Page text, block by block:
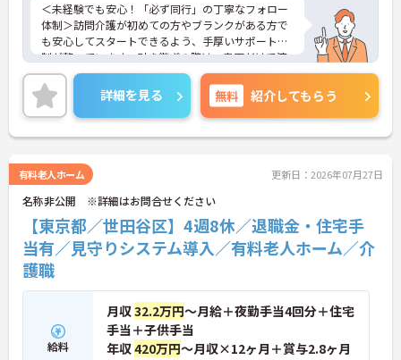
＜未経験でも安心！「必ず同行」の丁寧なフォロー
体制＞訪問介護が初めての方やブランクがある方で
も安心してスタートできるよう、手厚いサポート体
制が整っています。引き継ぎの際は、書面だけで済
ませることはなく、必ず先輩スタッフが同行して丁
寧に指導を行います。 ご利用者様の住み慣れたご自
宅で、1対1でじっくりと向き合うケアができるた
め、「もっと丁寧に、親切に介護をしたい」という
想いをお持ちの方にぴったりの環境です。
ミ」の割引や保育手当など、ベネッセグループなら
ではの家族向け福利厚生が非常に充実しています。
産前産後・育児休暇の取得実績や復帰支援はもちろ
ん、お子様の看護休暇や、ご家族の介護休暇・短縮
勤務制度なども整備されています。ライフステージ
が変わっても、制度を活用しながら長く働き続けら
れる、スタッフに優しい職場です。
詳細を見る 無料 紹介してもらう
有料老人ホーム 更新日：2026年07月27日
名称非公開 ※詳細はお問合せください
【東京都／世田谷区】4週8休／退職金・住宅手
当有／見守りシステム導入／有料老人ホーム／介
護職
給料
月収32.2万円～月給＋夜勤手当4回分＋住宅
手当＋子供手当
年収420万円～月収×12ヶ月＋賞与2.8ヶ月